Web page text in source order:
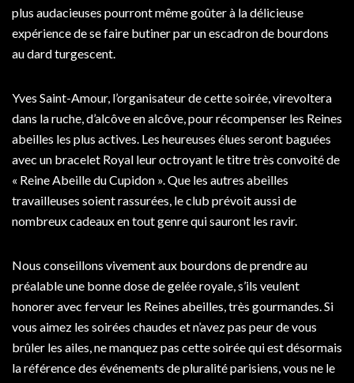
plus audacieuses pourront même goûter à la délicieuse
expérience de se faire butiner par un escadron de bourdons
au dard turgescent.
Yves Saint-Amour, l’organisateur de cette soirée, virevoltera
dans la ruche, d’alcôve en alcôve, pour récompenser les Reines
abeilles les plus actives. Les heureuses élues seront baguées
avec un bracelet Royal leur octroyant le titre très convoité de
« Reine Abeille du Cupidon ». Que les autres abeilles
travailleuses soient rassurées, le club prévoit aussi de
nombreux cadeaux en tout genre qui sauront les ravir.
Nous conseillons vivement aux bourdons de prendre au
préalable une bonne dose de gelée royale, s’ils veulent
honorer avec ferveur les Reines abeilles, très gourmandes. Si
vous aimez les soirées chaudes et n’avez pas peur de vous
brûler les ailes, ne manquez pas cette soirée qui est désormais
la référence des événements de pluralité parisiens, vous ne le